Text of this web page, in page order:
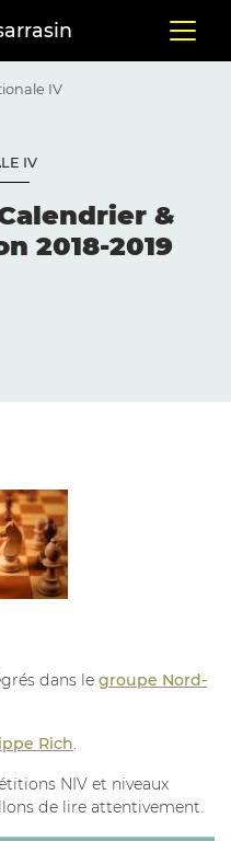
IV
IV
&
2018-2019
dans le groupe Nord-
Rich.
NIV et niveaux
de lire attentivement.